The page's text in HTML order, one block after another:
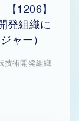
1206】
発組織に
ャー）
技術開発組織